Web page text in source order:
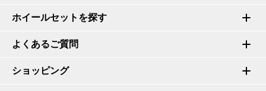
ホイールセットを探す
よくあるご質問
ショッピング